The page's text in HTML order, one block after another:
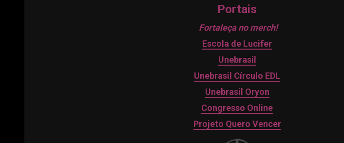
Portais
Fortaleça no merch!
Escola de Lucifer
Unebrasil
Unebrasil Círculo EDL
Unebrasil Oryon
Congresso Online
Projeto Quero Vencer